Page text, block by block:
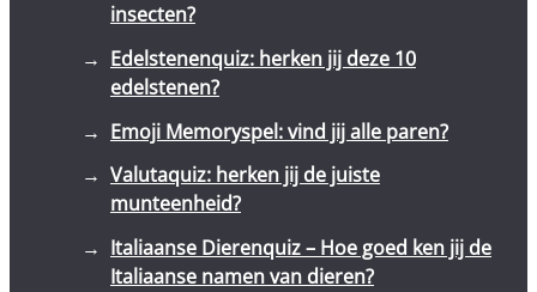
insecten?
Edelstenenquiz: herken jij deze 10
edelstenen?
Emoji Memoryspel: vind jij alle paren?
Valutaquiz: herken jij de juiste
munteenheid?
Italiaanse Dierenquiz – Hoe goed ken jij de
Italiaanse namen van dieren?